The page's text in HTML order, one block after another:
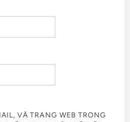
VÀ TRANG WEB TRONG